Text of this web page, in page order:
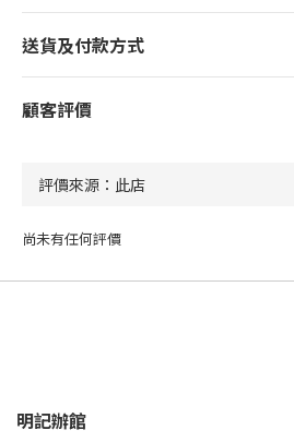
送貨及付款方式
顧客評價
尚未有任何評價
明記辦館